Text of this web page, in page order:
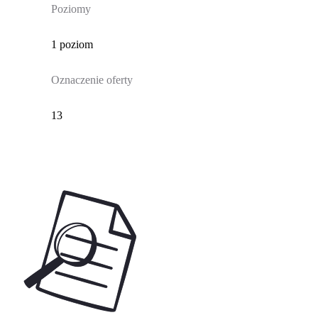
Poziomy
1 poziom
Oznaczenie oferty
13